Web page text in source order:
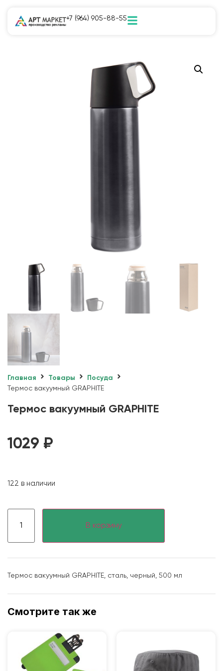
+7 (964) 905-88-55
Главная Товары
Посуда
Термос вакуумный GRAPHITE
Термос вакуумный GRAPHITE
1029 ₽
122 в наличии
В корзину
Термос вакуумный GRAPHITE, сталь, черный, 500 мл
Смотрите так же